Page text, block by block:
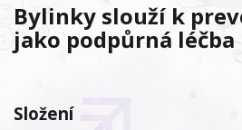
Bylinky slouží k
jako podpůrná léčba
Složení